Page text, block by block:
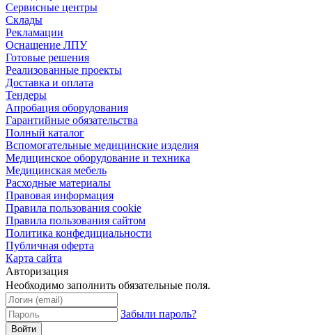
Сервисные центры
Склады
Рекламации
Оснащение ЛПУ
Готовые решения
Реализованные проекты
Доставка и оплата
Тендеры
Апробация оборудования
Гарантийные обязательства
Полный каталог
Вспомогательные медицинские изделия
Медицинское оборудование и техника
Медицинская мебель
Расходные материалы
Правовая информация
Правила пользования cookie
Правила пользования сайтом
Политика конфедициальности
Публичная оферта
Карта сайта
Авторизация
Необходимо заполнить обязательные поля.
Забыли пароль?
Войти